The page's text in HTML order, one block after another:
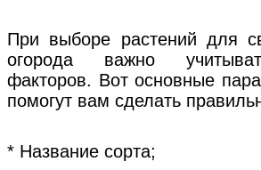
При выборе растений для
огорода важно
факторов. Вот основные
помогут вам сделать
* Название сорта;